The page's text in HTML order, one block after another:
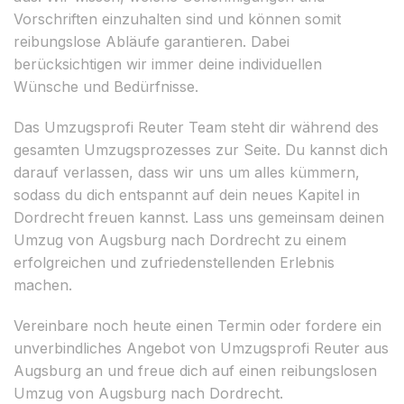
Vorschriften einzuhalten sind und können somit
reibungslose Abläufe garantieren. Dabei
berücksichtigen wir immer deine individuellen
Wünsche und Bedürfnisse.
Das Umzugsprofi Reuter Team steht dir während des
gesamten Umzugsprozesses zur Seite. Du kannst dich
darauf verlassen, dass wir uns um alles kümmern,
sodass du dich entspannt auf dein neues Kapitel in
Dordrecht freuen kannst. Lass uns gemeinsam deinen
Umzug von Augsburg nach Dordrecht zu einem
erfolgreichen und zufriedenstellenden Erlebnis
machen.
Vereinbare noch heute einen Termin oder fordere ein
unverbindliches Angebot von Umzugsprofi Reuter aus
Augsburg an und freue dich auf einen reibungslosen
Umzug von Augsburg nach Dordrecht.